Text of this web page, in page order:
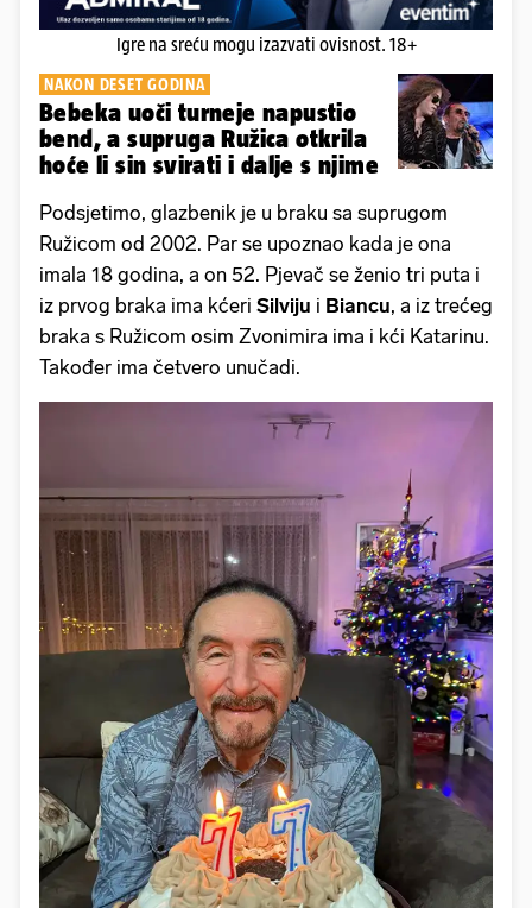
Igre na sreću mogu izazvati ovisnost. 18+
NAKON DESET GODINA
Bebeka uoči turneje napustio
bend, a supruga Ružica otkrila
hoće li sin svirati i dalje s njime
Podsjetimo, glazbenik je u braku sa suprugom
Ružicom od 2002. Par se upoznao kada je ona
imala 18 godina, a on 52. Pjevač se ženio tri puta i
iz prvog braka ima kćeri Silviju i Biancu, a iz trećeg
braka s Ružicom osim Zvonimira ima i kći Katarinu.
Također ima četvero unučadi.